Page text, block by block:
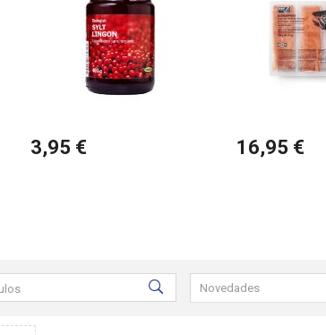
3,95 € 16,95 €
Seleccione
los
Novedades